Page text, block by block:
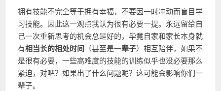
拥有技能不完全等于拥有幸福，不要因一时冲动而盲目学
习技能。因此这一观点我认为很有必要一提。永远留给自
己一次重新思考的机会总是好的，毕竟自家和家长本身就
有相当长的相处时间 （甚至是一辈子）相互陪伴，如果不
是很有必要，一些高难度的技能的训练似乎也没必要那么
紧迫，对吧？如果出了什么问题呢？这可能会影响你们一
辈子。